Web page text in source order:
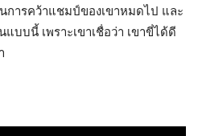
การคว้าแชมป์ของเขาหมดไป และ
บบนี้ เพราะเขาเชื่อว่า เขาขี่ได้ดี